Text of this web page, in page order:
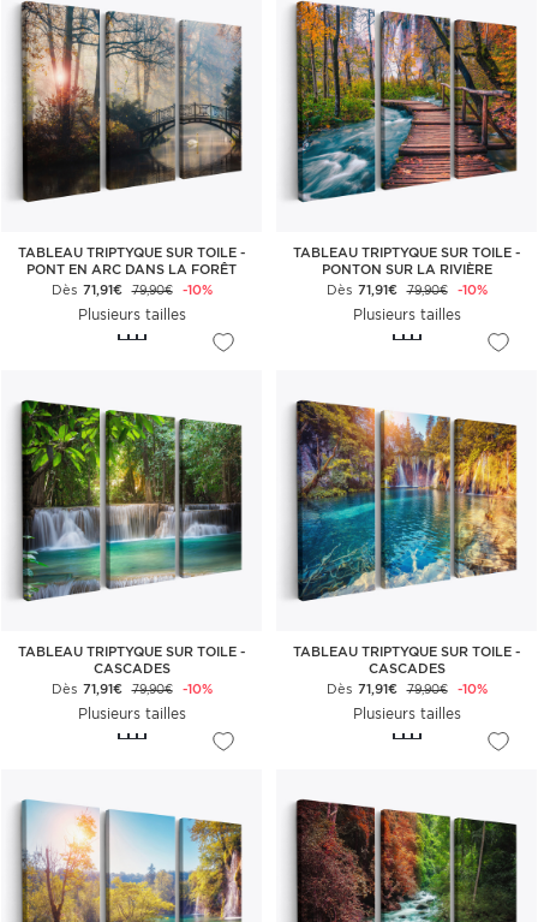
TABLEAU TRIPTYQUE SUR TOILE -
PONT EN ARC DANS LA FORÊT
Dès 71,91€ 79,90€ -10%
Plusieurs tailles
TABLEAU TRIPTYQUE SUR TOILE -
PONTON SUR LA RIVIÈRE
Dès 71,91€ 79,90€ -10%
Plusieurs tailles
TABLEAU TRIPTYQUE SUR TOILE -
CASCADES
Dès 71,91€ 79,90€ -10%
Plusieurs tailles
TABLEAU TRIPTYQUE SUR TOILE -
CASCADES
Dès 71,91€ 79,90€ -10%
Plusieurs tailles